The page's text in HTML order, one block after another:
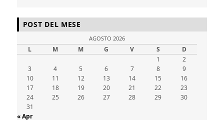
POST DEL MESE
AGOSTO 2026
L M M G V S
D
1
2
3
4 5 6 7 8
9
10
11 12 13 14 15
16
17
18 19 20 21 22
23
24
25 26 27 28 29
30
31
« Apr